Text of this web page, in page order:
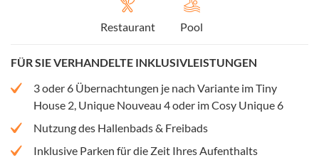
Restaurant Pool
FÜR SIE VERHANDELTE INKLUSIVLEISTUNGEN
3 oder 6 Übernachtungen je nach Variante im Tiny
House 2, Unique Nouveau 4 oder im Cosy Unique 6
Nutzung des Hallenbads & Freibads
Inklusive Parken für die Zeit Ihres Aufenthalts